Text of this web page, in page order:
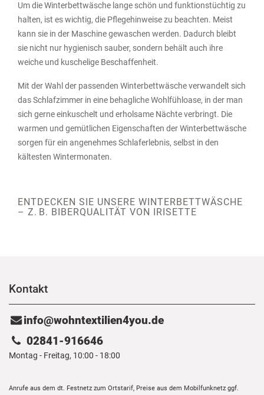
Um die Winterbettwäsche lange schön und funktionstüchtig zu
halten, ist es wichtig, die Pflegehinweise zu beachten. Meist
kann sie in der Maschine gewaschen werden. Dadurch bleibt
sie nicht nur hygienisch sauber, sondern behält auch ihre
weiche und kuschelige Beschaffenheit.
Mit der Wahl der passenden Winterbettwäsche verwandelt sich
das Schlafzimmer in eine behagliche Wohlfühloase, in der man
sich gerne einkuschelt und erholsame Nächte verbringt. Die
warmen und gemütlichen Eigenschaften der Winterbettwäsche
sorgen für ein angenehmes Schlaferlebnis, selbst in den
kältesten Wintermonaten.
ENTDECKEN SIE UNSERE WINTERBETTWÄSCHE
– Z. B. BIBERQUALITÄT VON IRISETTE
Kontakt
info@wohntextilien4you.de
02841-916646
Montag - Freitag, 10:00 - 18:00
Anrufe aus dem dt. Festnetz zum Ortstarif, Preise aus dem Mobilfunknetz ggf.